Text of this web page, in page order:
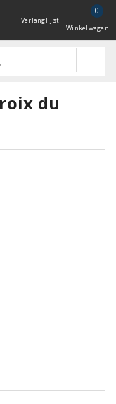
Verlanglijst
0
Winkelwagen
du